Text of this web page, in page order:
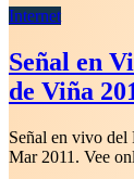
Internet
Señal en
de Viña
Señal en vivo del
Mar 2011. Vee